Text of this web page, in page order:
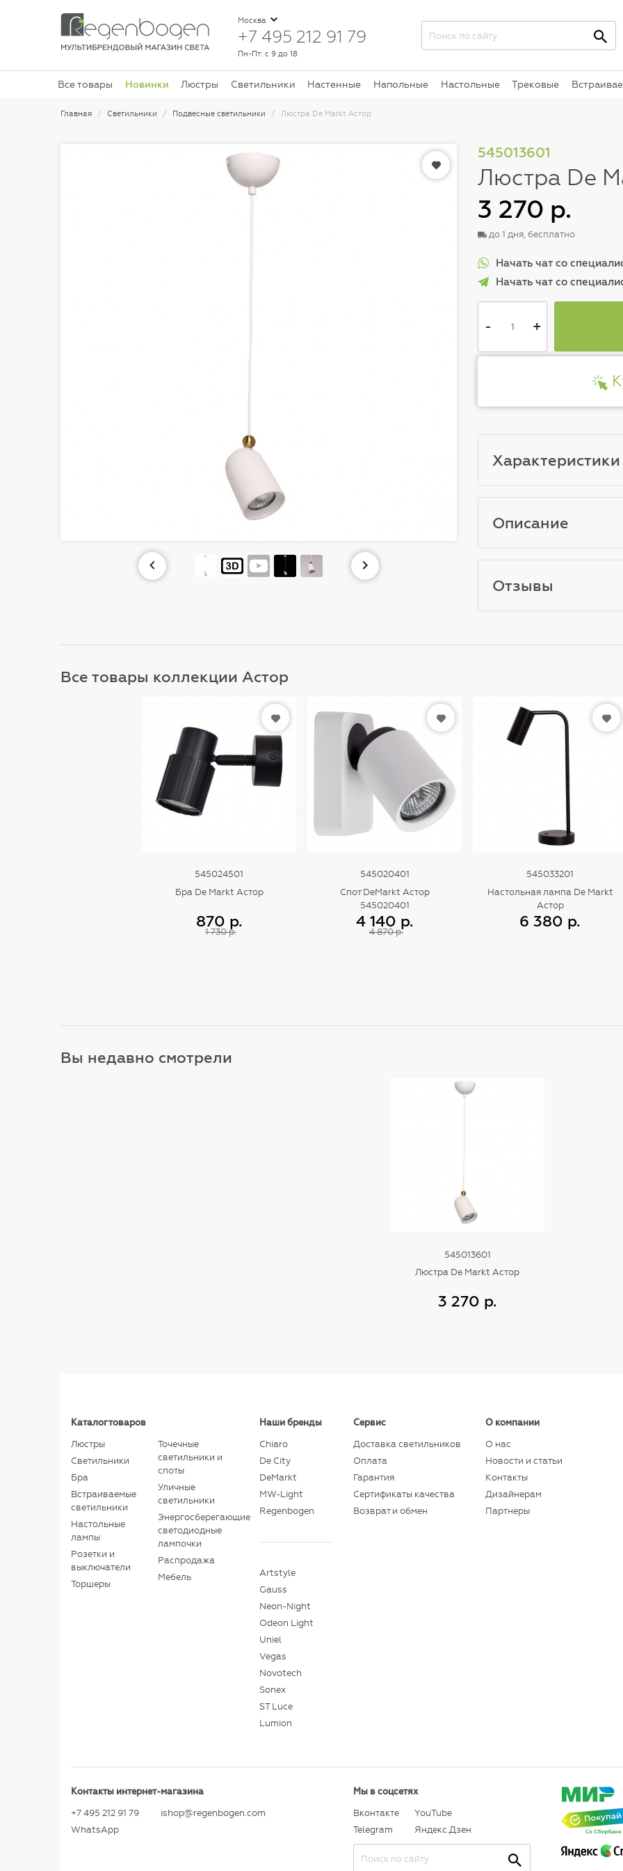
Москва
+7 495 212 91 79
Пн-Пт: с 9 до 18
Все товары Новинки Люстры Светильники Настенные Напольные Настольные Трековые
Главная Светильники Подвесные светильники Люстра De Markt Астор
545013601
Люстра De
3 270 р.
до 1 дня, бесплатно
Начать чат со
Начать чат со
- +
Характеристики
Описание
Отзывы
Все товары коллекции Астор
545024501
Бра De Markt Астор
870 р.
1 730 р.
545020401
Спот DeMarkt Астор
545020401
4 140 р.
4 870 р.
545033201
Настольная лампа De Markt
Астор
6 380 р.
Вы недавно смотрели
545013601
Люстра De Markt Астор
3 270 р.
Каталог товаров
Люстры
Светильники
Бра
Встраиваемые
светильники
Настольные
лампы
Розетки и
выключатели
Торшеры
Точечные
светильники и
споты
Уличные
светильники
Энергосберегающие
светодиодные
лампочки
Распродажа
Мебель
Наши бренды
Chiaro
De City
DeMarkt
MW-Light
Regenbogen
Artstyle
Gauss
Neon-Night
Odeon Light
Uniel
Vegas
Novotech
Sonex
ST Luce
Lumion
Сервис
Доставка светильников
Оплата
Гарантия
Сертификаты качества
Возврат и обмен
О компании
О нас
Новости и статьи
Контакты
Дизайнерам
Партнеры
Контакты интернет-магазина
+7 495 212 91 79
WhatsApp
ishop@regenbogen.com
Мы в соцсетях
Вконтакте
Telegram
YouTube
Яндекс.Дзен